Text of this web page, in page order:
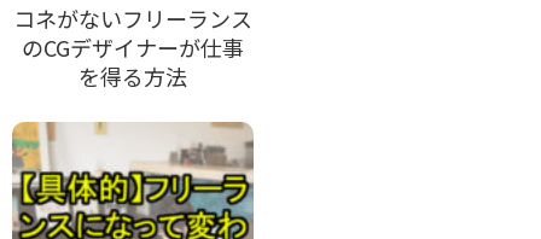
コネがないフリーランス
のCGデザイナーが仕事
を得る方法